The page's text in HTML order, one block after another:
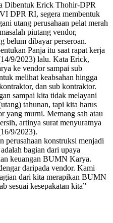
Dibentuk Erick Thohir-DPR
DPR RI, segera membentuk
utang perusahaan pelat merah
piutang vendor,
belum dibayar perseroan.
Panja itu saat rapat kerja
9/2023) lalu. Kata Erick,
ke vendor sampai sub
melihat keabsahan hingga
dan sub kontraktor.
sampai kita tidak melayani
tahunan, tapi kita harus
yang murni. Memang sah atau
artinya surat menyuratnya
9/2023).
perusahaan konstruksi menjadi
bagian dari upaya
keuangan BUMN Karya.
daripada vendor. Kami
dari kita merapikan BUMN
sesuai kesepakatan kita”